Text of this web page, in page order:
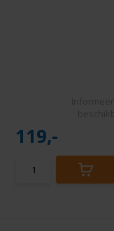
119,-